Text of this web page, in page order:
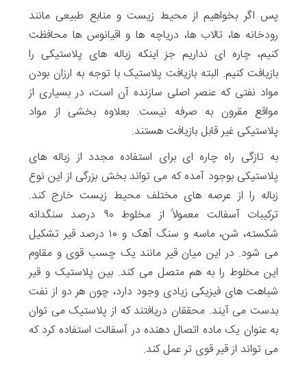
پس اگر بخواهیم از محیط زیست و منابع طبیعی مانند
رودخانه ها، تالاب ها، دریاچه ها و اقیانوس ها محافظت
کنیم، چاره ای نداریم جز اینکه زباله های پلاستیکی را
بازیافت کنیم. البته بازیافت پلاستیک با توجه به ارزان بودن
مواد نفتی که عنصر اصلی سازنده آن است، در بسیاری از
مواقع مقرون به صرفه نیست. بعلاوه بخشی از مواد
پلاستیکی غیر قابل بازیافت هستند.
به تازگی راه چاره ای برای استفاده مجدد از زباله های
پلاستیکی بوجود آمده که می تواند بخش بزرگی از این نوع
زباله را از عرصه های مختلف محیط زیست خارج کند.
ترکیبات آسفالت معمولاً از مخلوط ۹۰ درصد سنگدانه
شکسته، شن، ماسه و سنگ آهک و ۱۰ درصد قیر تشکیل
می شود. در این میان قیر مانند یک چسب قوی و مقاوم
این مخلوط را به هم متصل می کند. بین پلاستیک و قیر
شباهت های فیزیکی زیادی وجود دارد، چون هر دو از نفت
بدست می آیند. محققان دریافتند که از پلاستیک می توان
به عنوان یک ماده اتصال دهنده در آسفالت استفاده کرد که
می تواند از قیر قوی تر عمل کند.